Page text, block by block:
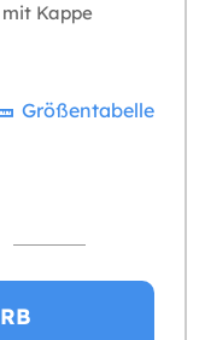
Kappe
Größentabelle